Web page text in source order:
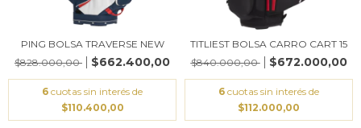
PING BOLSA TRAVERSE NEW
$828.000,00
$662.400,00
6 cuotas sin interés de
$110.400,00
TITLIEST BOLSA CARRO CART 15
$840.000,00
$672.000,00
6 cuotas sin interés de
$112.000,00